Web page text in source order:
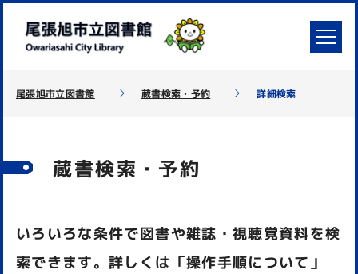
尾張旭市立図書館 蔵書検索・予約 詳細検索
蔵書検索・予約
いろいろな条件で図書や雑誌・視聴覚資料を検
索できます。詳しくは「操作手順について」